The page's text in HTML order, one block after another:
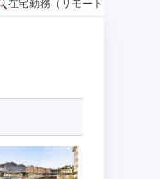
在宅勤務（リモートワーク）OK